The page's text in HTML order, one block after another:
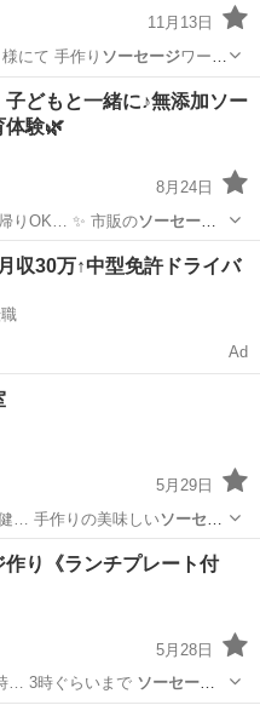
11月13日
にて 手作り ソーセージワーク
添加物が気にな… 方 ☑️手作り
理 ソーセージ
子どもと一緒に♪無添加ソー
体験🌿
8月24日
はお持ち帰りOK… ✨ 市販のソーセージ
ソーセージはお持ち帰りでき…
…
ソーセージ
収30万↑中型免許ドライバ
Ad
5月29日
… 手作りの美味しいソーセー
無添加
り《ランチプレート付
5月28日
10時… 3時ぐらいまで ソーセージ